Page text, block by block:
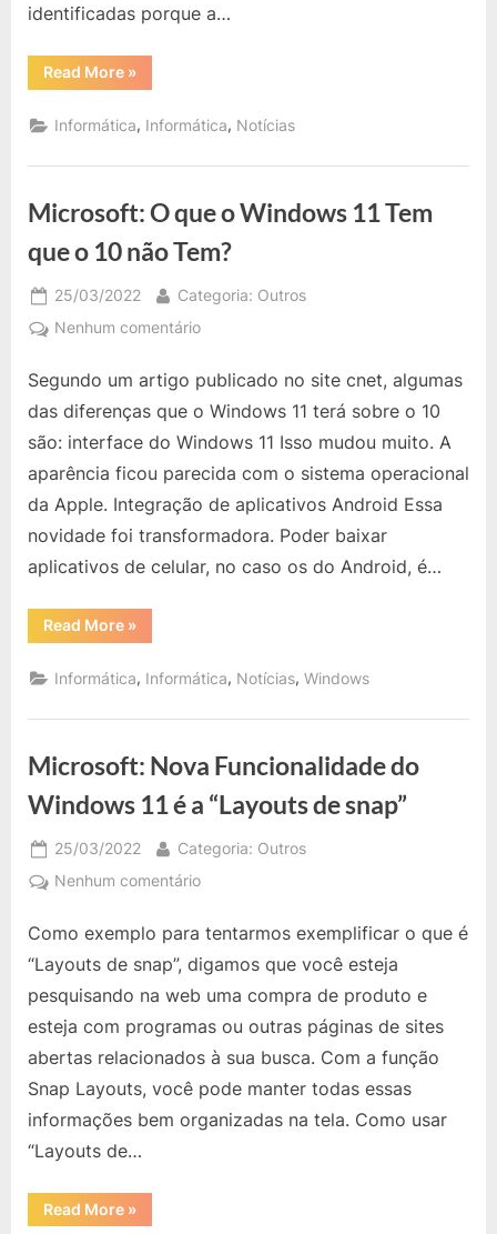
Usa,
o
Sendo
da
Apple.
identificadas porque a…
Read More“Notícias:
Apple
Criar
Serviço
Assinaturas
Você
Usa,
Paga
Mensalmente
o
Iphone
Segue
Sendo
»
Informática, Informática, Notícias
Microsoft: O que o Windows 11 Tem
que o 10 não Tem?
Posted
on
25/03/2022 By
Categoria: Outros
Nenhum comentárioem
O
que
Windows
11
Tem
que
10
Segundo um artigo publicado no site cnet, algumas
das diferenças que o Windows 11 terá sobre o 10
são: interface do Windows 11 Isso mudou muito. A
aparência ficou parecida com o sistema operacional
da Apple. Integração de aplicativos Android Essa
novidade foi transformadora. Poder baixar
aplicativos de celular, no caso os do Android, é…
Read More“Microsoft:
O
Windows
Tem
10
não
Tem?”
»
Informática, Informática, Notícias,Windows
Microsoft: Nova Funcionalidade do
Windows 11 é a “Layouts de snap”
Posted
on
25/03/2022 By
Categoria: Outros
Nenhum comentárioem
Nova
Funcionalidade
Windows
11
é
a
“Layouts
de
Como exemplo para tentarmos exemplificar o que é
“Layouts de snap”, digamos que você esteja
pesquisando na web uma compra de produto e
esteja com programas ou outras páginas de sites
abertas relacionados à sua busca. Com a função
Snap Layouts, você pode manter todas essas
informações bem organizadas na tela. Como usar
“Layouts de…
Read More“Microsoft:
Nova
»